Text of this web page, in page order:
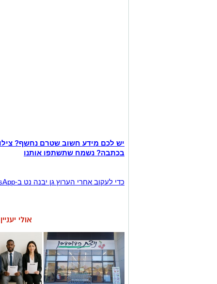
יש לכם מידע חשוב שטרם נחשף?
בכתבה? נשמח שתשתפו אותנו
‏כדי לעקוב אחרי הערוץ גן יבנה נט ב-WhatsApp לחצו כאן
אולי